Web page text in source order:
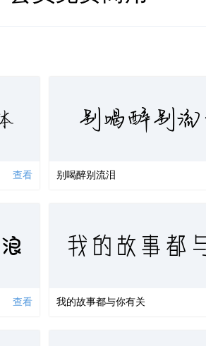
查看
别喝醉别流
别喝醉别流泪
查看
我的故事都
我的故事都与你有关